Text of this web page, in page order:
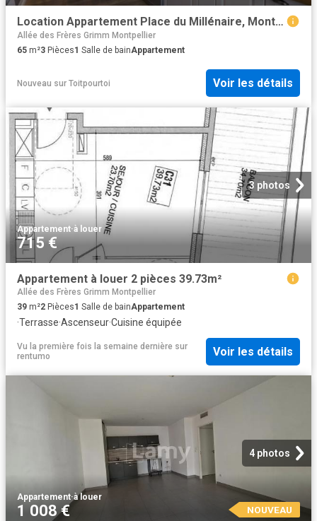
Location Appartement Place du Millénaire, Montpellier
Allée des Frères Grimm Montpellier
65 m²3 Pièces1 Salle de bainAppartement
Nouveau sur Toitpourtoi Voir les détails
3 photos
Appartement·à louer
715 €
Appartement à louer 2 pièces 39.73m²
Allée des Frères Grimm Montpellier
39 m²2 Pièces1 Salle de bainAppartement
·Terrasse·Ascenseur·Cuisine équipée
Vu la première fois la semaine dernière sur
rentumo
Voir les détails
4 photos
Appartement·à louer
1 008 € NOUVEAU